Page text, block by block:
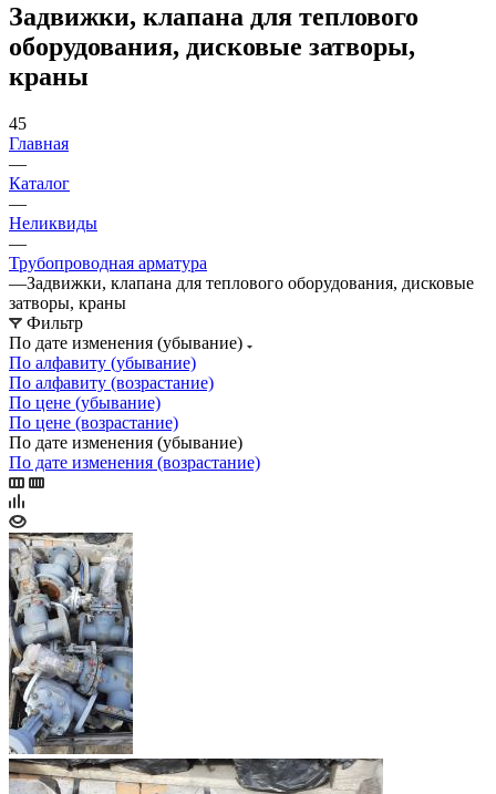
Задвижки, клапана для теплового
оборудования, дисковые затворы,
краны
45
Главная
—
Каталог
—
Неликвиды
—
Трубопроводная арматура
—Задвижки, клапана для теплового оборудования, дисковые
затворы, краны
Фильтр
По дате изменения (убывание)
По алфавиту (убывание)
По алфавиту (возрастание)
По цене (убывание)
По цене (возрастание)
По дате изменения (убывание)
По дате изменения (возрастание)